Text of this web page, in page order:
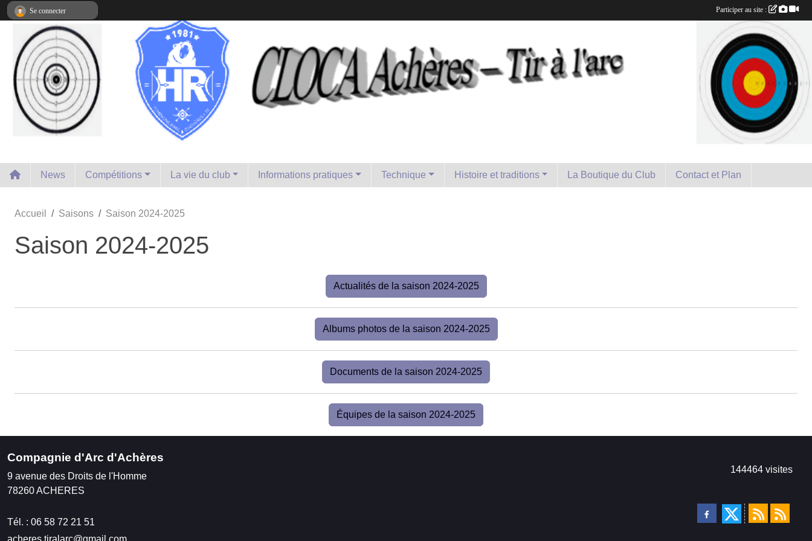
News Compétitions La vie du club Informations pratiques Technique Histoire et traditions La Boutique du Club Contact et Plan
Accueil Saisons Saison 2024-2025
Saison 2024-2025
Actualités de la saison 2024-2025
Albums photos de la saison 2024-2025
Documents de la saison 2024-2025
Équipes de la saison 2024-2025
Compagnie d'Arc d'Achères
9 avenue des Droits de l'Homme
78260ACHERES
Tél. : 06 58 72 21 51
acheres.tiralarc@gmail.com
144464 visites
Se connecter Participer au site :
Panneau de gestion des cookies